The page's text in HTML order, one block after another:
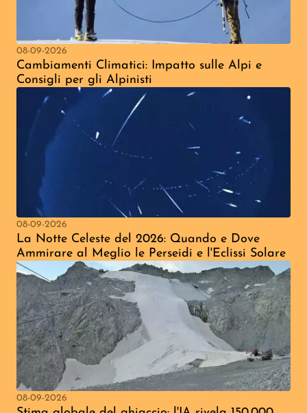
08-09-2026
Cambiamenti Climatici: Impatto sulle Alpi e
Consigli per gli Alpinisti
08-09-2026
La Notte Celeste del 2026: Quando e Dove
Ammirare al Meglio le Perseidi e l'Eclissi Solare
08-09-2026